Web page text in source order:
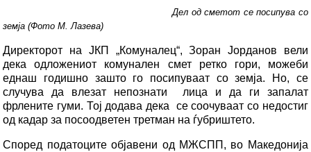
Дел од сметот се посипува со
земја (Фото М. Лазева)
Директорот на ЈКП „Комуналец“, Зоран Јорданов вели
дека одложениот комунален смет ретко гори, можеби
еднаш годишно зашто го посипуваат со земја. Но, се
случува да влезат непознати лица и да ги запалат
фрлените гуми. Тој додава дека се соочуваат со недостиг
од кадар за посоодветен третман на ѓубриштето.
Според податоците објавени од МЖСПП, во Македонија